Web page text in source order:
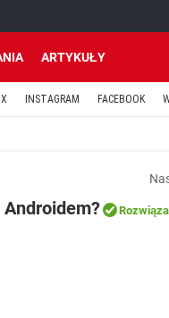
ARTYKUŁY
INSTAGRAM FACEBOOK